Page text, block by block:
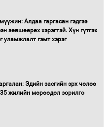
дизель түлшний онцгой
татварыг тэглэлээ
хэмнэлтийн горимд эрүүл
салбар хамаарахгүй
Алдаа гаргасан гэдгээ
зөвшөөрөх хэрэгтэй. Хүн гүтгэх
уламжлалт гэмт хэрэг
Эдийн засгийн эрх чөлөө
жилийн мөрөөдөл зорилго